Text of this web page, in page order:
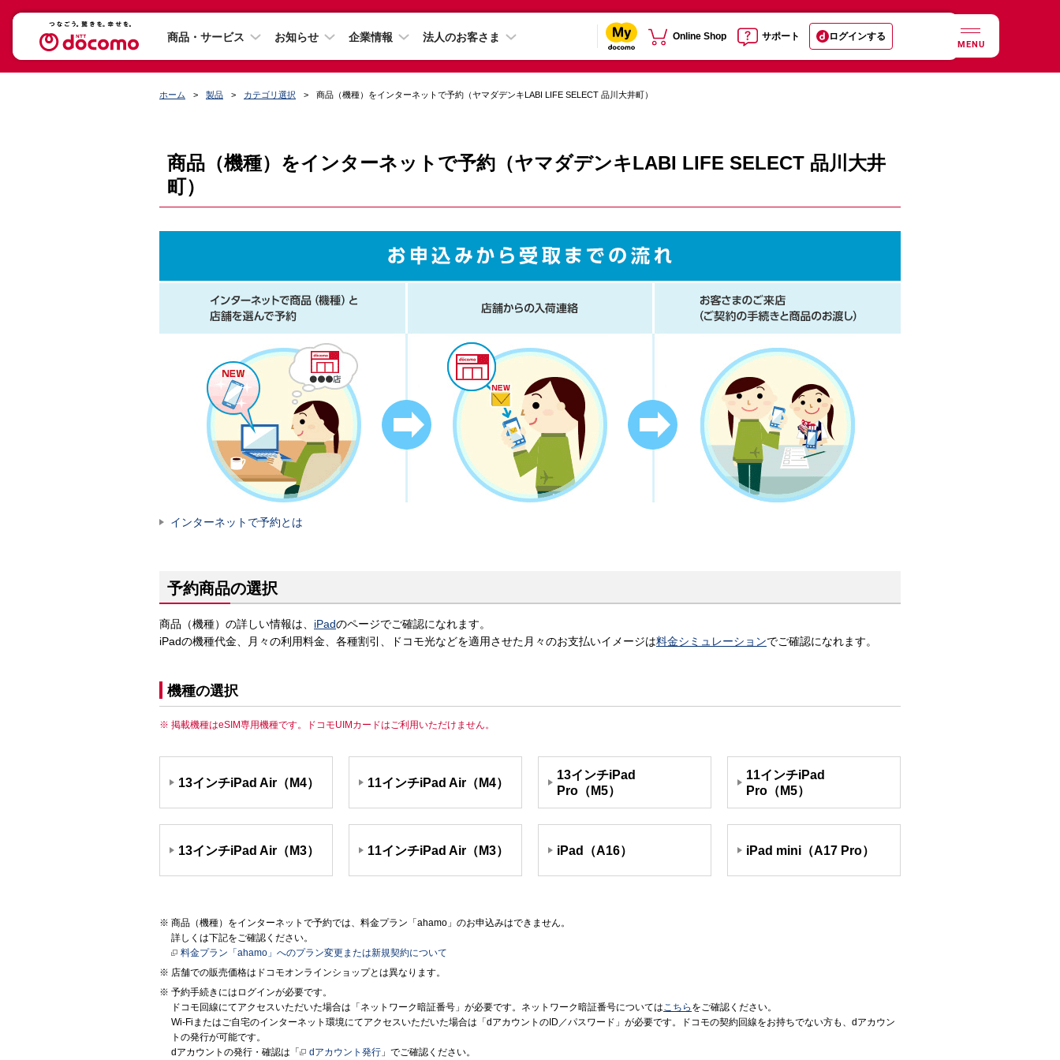
商品・サービス お知らせ 企業情報 法人のお客さま Online Shop サポート ログインする
MENU
ホーム 製品 カテゴリ選択 商品（機種）をインターネットで予約（ヤマダデンキLABI LIFE SELECT 品川大井町）
商品（機種）をインターネットで予約（ヤマダデンキLABI LIFE SELECT 品川大井
町）
インターネットで予約とは
予約商品の選択
商品（機種）の詳しい情報は、 iPadのページでご確認になれます。
iPadの機種代金、月々の利用料金、各種割引、ドコモ光などを適用させた月々のお支払いイメージは料金シミュレーションでご確認になれます。
機種の選択
掲載機種はeSIM専用機種です。ドコモUIMカードはご利用いただけません。
13インチiPad Air（M4） 11インチiPad Air（M4）
13インチiPad
Pro（M5）
11インチiPad
Pro（M5）
13インチiPad Air（M3） 11インチiPad Air（M3） iPad（A16） iPad mini（A17 Pro）
商品（機種）をインターネットで予約では、料金プラン「ahamo」のお申込みはできません。
詳しくは下記をご確認ください。
料金プラン「ahamo」へのプラン変更または新規契約について
店舗での販売価格はドコモオンラインショップとは異なります。
予約手続きにはログインが必要です。
ドコモ回線にてアクセスいただいた場合は「ネットワーク暗証番号」が必要です。ネットワーク暗証番号についてはこちら をご確認ください。
Wi-Fiまたはご自宅のインターネット環境にてアクセスいただいた場合は「dアカウントのID／パスワード」が必要です。ドコモの契約回線をお持ちでない方も、dアカウン
トの発行が可能です。
dアカウントの発行・確認は「
dアカウント発行 」でご確認ください。